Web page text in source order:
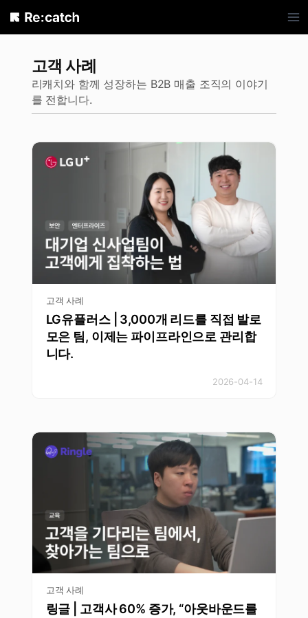
Skip
고객 사례
리캐치와 함께 성장하는 B2B 매출 조직의 이야기
를 전합니다.
고객 사례
LG유플러스 | 3,000개 리드를 직접 발로
모은 팀, 이제는 파이프라인으로 관리합
니다.
2026-04-14
고객 사례
링글 | 고객사 60% 증가, “아웃바운드를